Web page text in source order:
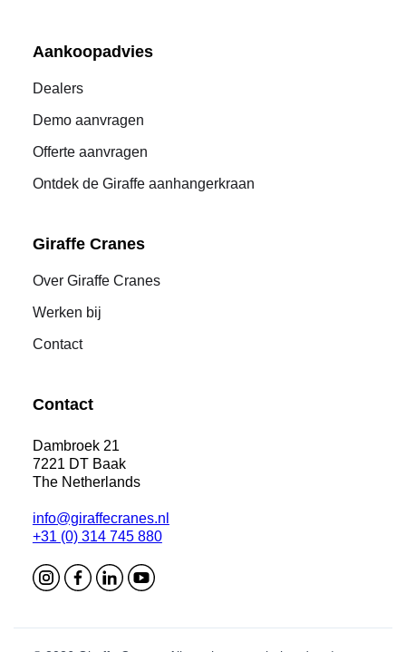
Aankoopadvies
Dealers
Demo aanvragen
Offerte aanvragen
Ontdek de Giraffe aanhangerkraan
Giraffe Cranes
Over Giraffe Cranes
Werken bij
Contact
Contact
Dambroek 21
7221 DT Baak
The Netherlands
info@giraffecranes.nl
+31 (0) 314 745 880